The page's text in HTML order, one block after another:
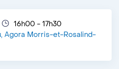
16h00 - 17h30
Agora Morris-et-Rosalind-